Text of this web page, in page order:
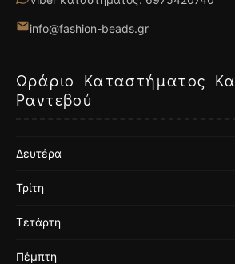
info@fashion-beads.gr
Ωράριο Καταστήματος
Ραντεβού
Δευτέρα
Τρίτη
Τετάρτη
Πέμπτη